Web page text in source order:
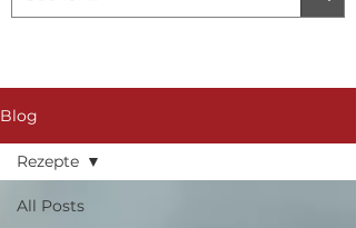
Blog
All Posts
Rezepte